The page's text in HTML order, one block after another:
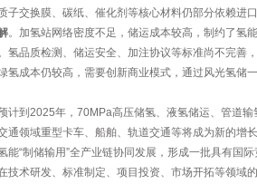
子交换膜、碳纸、催化剂等核心材料仍部分依赖进
。加氢站网络密度不足，储运成本较高，制约了氢
氢品质检测、储运安全、加注协议等标准尚不完善
氢成本仍较高，需要创新商业模式，通过风光氢储
计到2025年，70MPa高压储氢、液氢储运、管道
通领域重型卡车、船舶、轨道交通等将成为新的增
能“制储输用”全产业链协同发展，形成一批具有国
技术研发、标准制定、项目投资、市场开拓等领域